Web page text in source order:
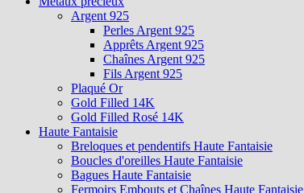
Argent 925
Perles Argent 925
Apprêts Argent 925
Chaînes Argent 925
Fils Argent 925
Plaqué Or
Gold Filled 14K
Gold Filled Rosé 14K
Haute Fantaisie
Breloques et pendentifs Haute Fantaisie
Boucles d'oreilles Haute Fantaisie
Bagues Haute Fantaisie
Fermoirs Embouts et Chaînes Haute Fantaisie